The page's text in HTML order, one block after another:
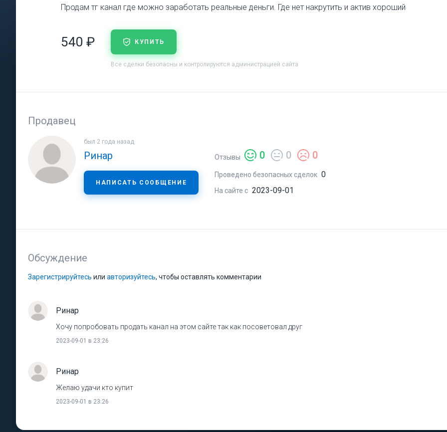
Продам тг канал где можно заработать реальные деньги. Где нет накрутить и актив хороший
540 ₽ КУПИТЬ
Все сделки безопасны и контролируются администрацией сайта
Продавец
был 2 года назад
Ринар
НАПИСАТЬ СООБЩЕНИЕ
Отзывы 0 0 0
Проведено безопасных сделок 0
На сайте с 2023-09-01
Обсуждение
Зарегистрируйтесь или авторизуйтесь, чтобы оставлять комментарии
Ринар
Хочу попробовать продать канал на этом сайте так как посоветовал друг
2023-09-01 в 23:26
Ринар
Желаю удачи кто купит
2023-09-01 в 23:26